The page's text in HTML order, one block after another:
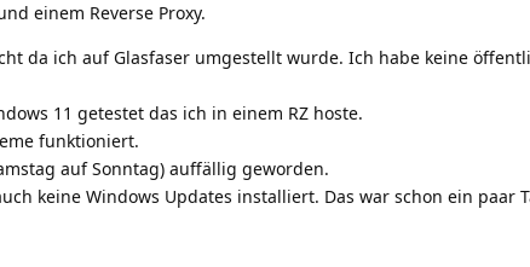
einem Reverse Proxy.
da ich auf Glasfaser umgestellt wurde. Ich habe keine
11 getestet das ich in einem RZ hoste.
funktioniert.
auf Sonntag) auffällig geworden.
keine Windows Updates installiert. Das war schon ein paar